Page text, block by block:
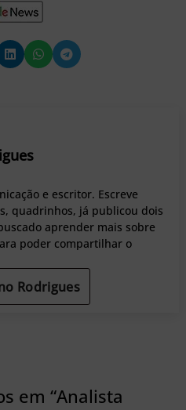
e escritor. Escreve
quadrinhos, já publicou dois
aprender mais sobre
poder compartilhar o
Rodrigues
em “Analista